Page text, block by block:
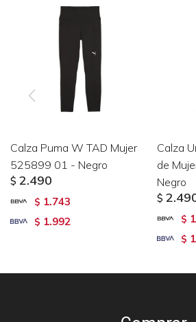
Calza Puma W TAD Mujer
525899 01 - Negro
$ 2.490
$ 1.743
$ 1.992
Calza
de
Negro
$
$
$